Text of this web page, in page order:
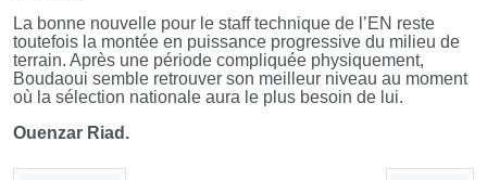
La bonne nouvelle pour le staff technique de l’EN reste
toutefois la montée en puissance progressive du milieu de
terrain. Après une période compliquée physiquement,
Boudaoui semble retrouver son meilleur niveau au moment
où la sélection nationale aura le plus besoin de lui.
Ouenzar Riad.